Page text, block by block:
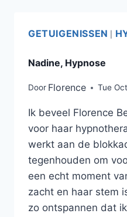
GETUIGENISSEN
Nadine, Hypnose
Door Florence Tue
Ik beveel Florence
voor haar
werkt aan de
tegenhouden om
een echt moment
zacht en haar stem
zo ontspannen dat